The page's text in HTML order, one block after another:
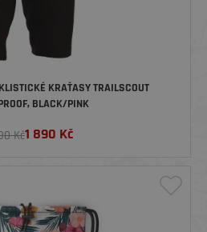
KRAŤASY TRAILSCOUT
BLACK/PINK
Kč1 890 Kč